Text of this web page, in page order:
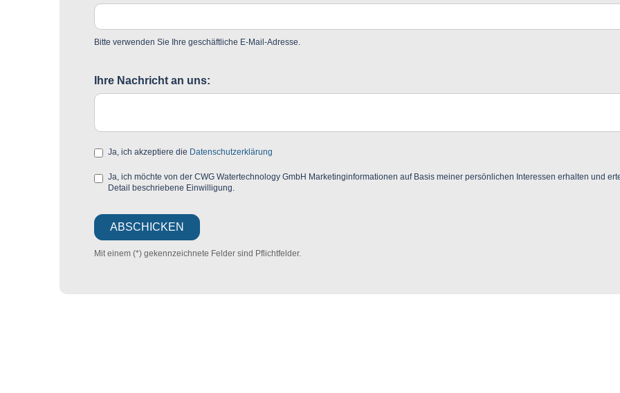
Bitte verwenden Sie Ihre geschäftliche E-Mail-Adresse.
Ihre Nachricht an uns:
Ja, ich akzeptiere die Datenschutzerklärung
Ja, ich möchte von der CWG Watertechnology GmbH Marketinginformationen auf Basis meiner persönlichen Interessen erhalten und
Detail beschriebene Einwilligung.
Mit einem (*) gekennzeichnete Felder sind Pflichtfelder.